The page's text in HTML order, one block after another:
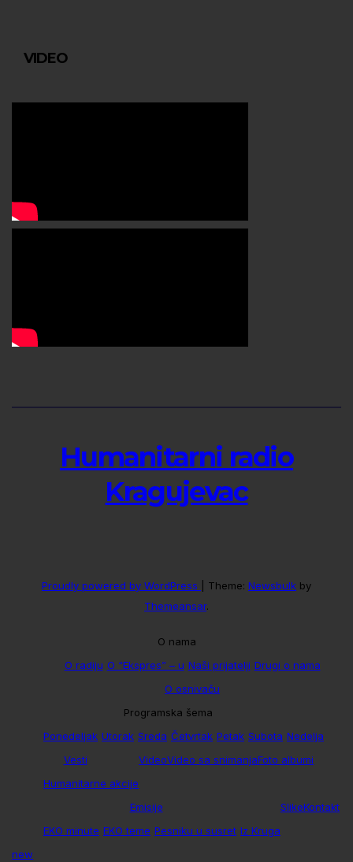
VIDEO
Humanitarni radio
Kragujevac
Proudly powered by WordPress Theme: Newsbulk by
Themeansar.
O nama
O radiju O “Ekspres” – u Naši prijatelji Drugi o nama
O osnivaču
Programska šema
Ponedeljak Utorak Sreda Četvrtak Petak Subota Nedelja
Vesti
Humanitarne akcije
VideoVideo sa snimanjaFoto albumi
Emisije
EKO minute EKO teme Pesniku u susret Iz Kruga
SlikeKontakt
new